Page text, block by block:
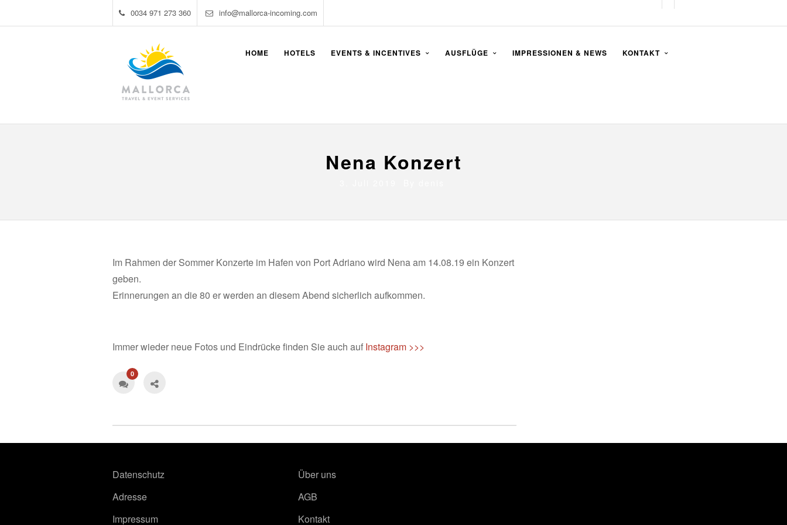
0034 971 273 360 info@mallorca-incoming.com
HOME HOTELS EVENTS & INCENTIVES AUSFLÜGE IMPRESSIONEN & NEWS KONTAKT
Nena Konzert
Im Rahmen der Sommer Konzerte im Hafen von Port Adriano wird Nena am 14.08.19 ein Konzert
geben.
Erinnerungen an die 80 er werden an diesem Abend sicherlich aufkommen.
Immer wieder neue Fotos und Eindrücke finden Sie auch auf Instagram >>>
0
Datenschutz
Adresse
Impressum
Über uns
AGB
Kontakt